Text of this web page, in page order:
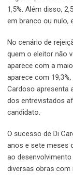
1,5%. Além disso,
em branco ou nulo,
No cenário de
quem o eleitor não
aparece com a
aparece com
Cardoso apresenta
dos entrevistados
candidato.
O sucesso de Di
anos e sete meses
ao
diversas obras